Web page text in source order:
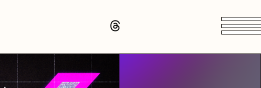
司 高橋武
@takeru_drums
赤頭隆児
赤頭隆児
@takeru_drums
赤頭隆児
@takeru_drums
PROFILE
CLUB